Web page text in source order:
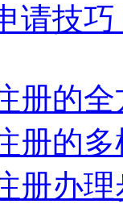
请技
册的
册的
册办